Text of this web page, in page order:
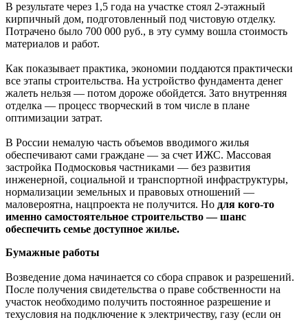
В результате через 1,5 года на участке стоял 2-этажный
кирпичный дом, подготовленный под чистовую отделку.
Потрачено было 700 000 руб., в эту сумму вошла стоимость
материалов и работ.
Как показывает практика, экономии поддаются практически
все этапы строительства. На устройство фундамента денег
жалеть нельзя — потом дороже обойдется. Зато внутренняя
отделка — процесс творческий в том числе в плане
оптимизации затрат.
В России немалую часть объемов вводимого жилья
обеспечивают сами граждане — за счет ИЖС. Массовая
застройка Подмосковья частниками — без развития
инженерной, социальной и транспортной инфраструктуры,
нормализации земельных и правовых отношений —
маловероятна, нацпроекта не получится. Но для кого-то
именно самостоятельное строительство — шанс
обеспечить семье доступное жилье.
Бумажные работы
Возведение дома начинается со сбора справок и разрешений.
После получения свидетельства о праве собственности на
участок необходимо получить постоянное разрешение и
техусловия на подключение к электричеству, газу (если он